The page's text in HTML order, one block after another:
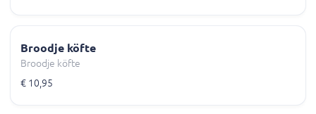
Broodje köfte
Broodje köfte
€ 10,95